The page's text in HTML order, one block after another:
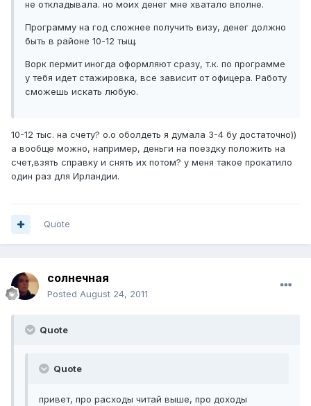
не откладывала. но моих денег мне хватало вполне.
Программу на год сложнее получить визу, денег должно
быть в районе 10-12 тыщ.
Ворк пермит иногда оформляют сразу, т.к. по программе
у тебя идет стажировка, все зависит от офицера. Работу
сможешь искать любую.
10-12 тыс. на счету? о.о оболдеть я думала 3-4 бу достаточно))
а вообще можно, например, деньги на поездку положить на
счет,взять справку и снять их потом? у меня такое прокатило
один раз для Ирландии.
Quote
солнечная
Posted August 24, 2011
Quote
Quote
привет, про расходы читай выше, про доходы